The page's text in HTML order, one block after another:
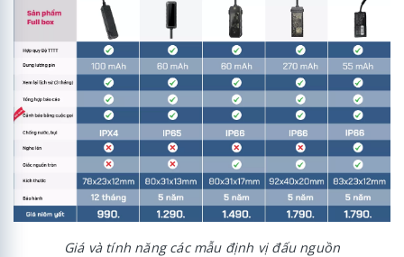
Giá và tính năng các mẫu định vị đấu nguồn